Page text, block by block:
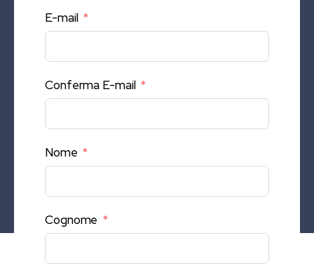
E-mail
Conferma E-mail
Nome
Cognome